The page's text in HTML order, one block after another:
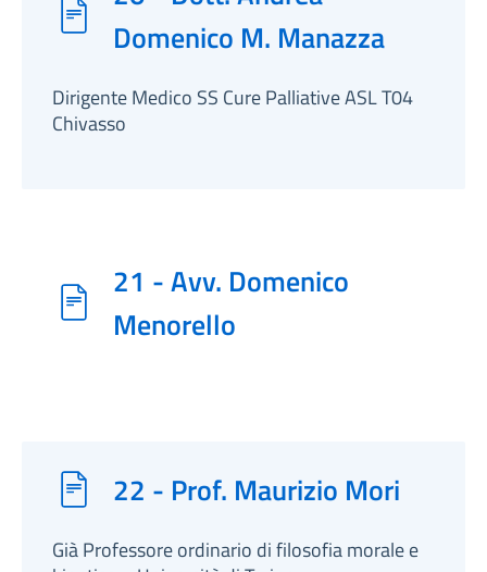
Domenico M. Manazza
Dirigente Medico SS Cure Palliative ASL T04
Chivasso
21 - Avv. Domenico
Menorello
22 - Prof. Maurizio Mori
Già Professore ordinario di filosofia morale e